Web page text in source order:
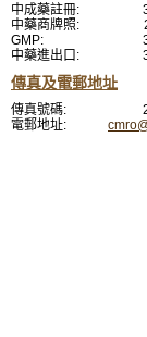
中成藥註冊:
中藥商牌照:
GMP:
中藥進出口:
傳真及電郵地址
傳真號碼:
電郵地址: